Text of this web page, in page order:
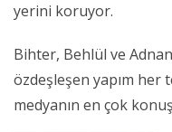
yerini koruyor.
Bihter, Behlül ve
özdeşleşen yapım her
medyanın en çok